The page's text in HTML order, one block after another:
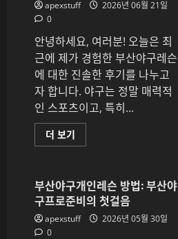
담
를
확
인
하
는
방
법
에
대
해
읽
apexstuff
2026년 06월 21일
0
안녕하세요, 여러분! 오늘은 최
근에 제가 경험한 부산야구레슨
에 대한 진솔한 후기를 나누고
자 합니다. 야구는 정말 매력적
인 스포츠이고, 특히...
더 보기
산
슨
후
기
와
추
부산야구개인레슨 방법: 부산야
구프로준비의 첫걸음
apexstuff
2026년 05월 30일
0